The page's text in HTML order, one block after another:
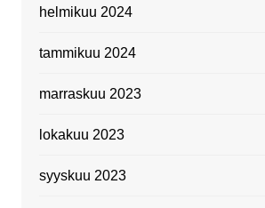
helmikuu 2024
tammikuu 2024
marraskuu 2023
lokakuu 2023
syyskuu 2023